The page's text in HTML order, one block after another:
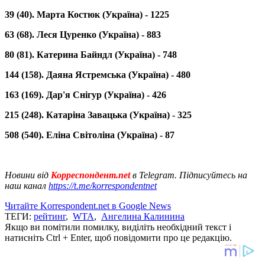
39 (40). Марта Костюк (Україна) - 1225
63 (68). Леся Цуренко (Україна) - 883
80 (81). Катерина Байндл (Україна) - 748
144 (158). Даяна Ястремська (Україна) - 480
163 (169). Дар'я Снігур (Україна) - 426
215 (248). Катаріна Завацька (Україна) - 325
508 (540). Еліна Світоліна (Україна) - 87
Новини від Корреспондент.netв Telegram. Підписуйтесь на
наш канал https://t.me/korrespondentnet
Читайте Korrespondent.net в Google News
ТЕГИ: рейтинг, WTA, Ангелина Калинина
Якщо ви помітили помилку, виділіть необхідний текст і
натисніть Ctrl + Enter, щоб повідомити про це редакцію.